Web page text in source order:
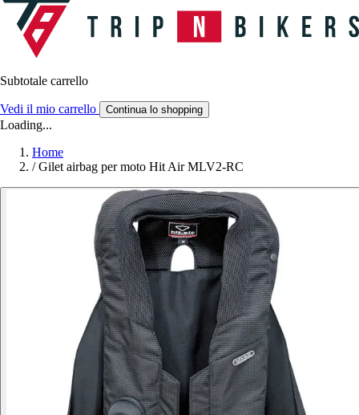
Subtotale carrello
Vedi il mio carrello Continua lo shopping
Loading...
Home
/ Gilet airbag per moto Hit Air MLV2-RC